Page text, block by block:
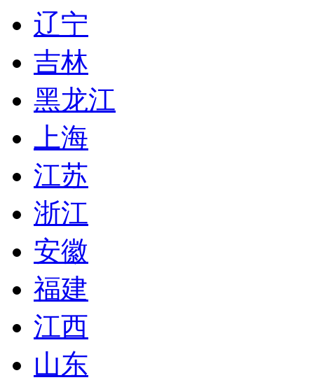
辽宁
吉林
黑龙江
上海
江苏
浙江
安徽
福建
江西
山东